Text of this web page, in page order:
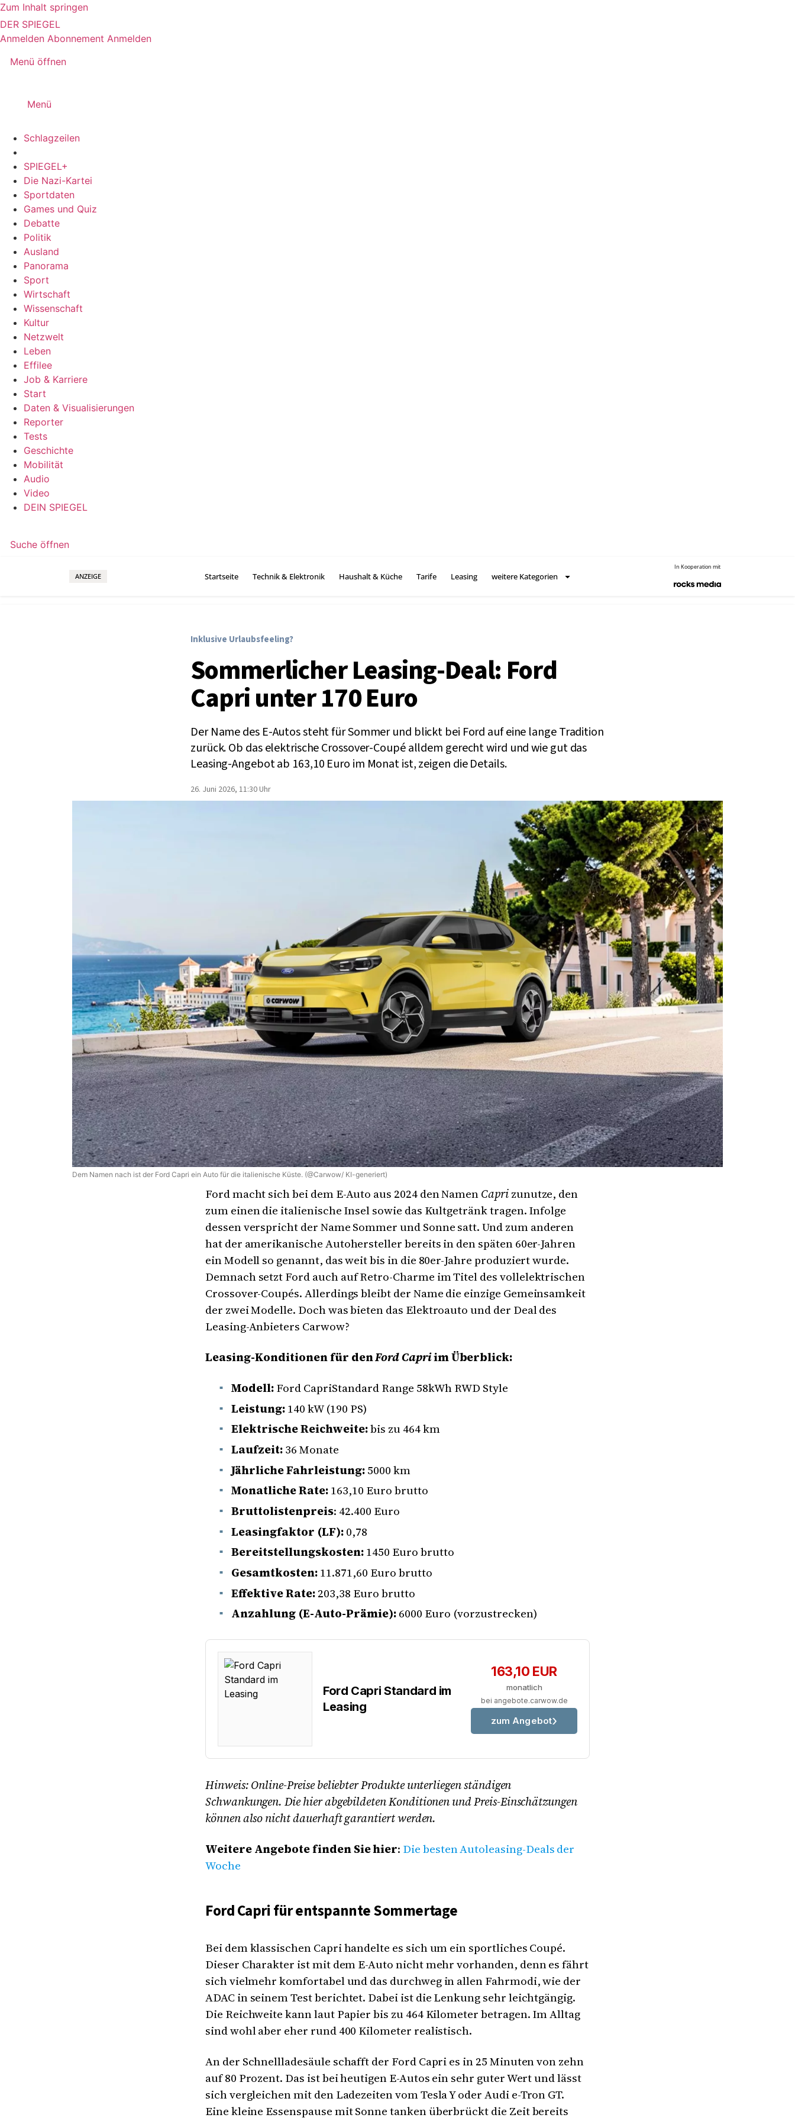
Zum Inhalt springen
DER SPIEGEL
Anmelden Abonnement Anmelden
Menü öffnen
Menü
Schlagzeilen
SPIEGEL+
Die Nazi-Kartei
Sportdaten
Games und Quiz
Debatte
Politik
Ausland
Panorama
Sport
Wirtschaft
Wissenschaft
Kultur
Netzwelt
Leben
Effilee
Job & Karriere
Start
Daten & Visualisierungen
Reporter
Tests
Geschichte
Mobilität
Audio
Video
DEIN SPIEGEL
Suche öffnen
Startseite Technik & Elektronik Haushalt & Küche Tarife Leasing weitere Kategorien
ANZEIGE
In Kooperation mit
Inklusive Urlaubsfeeling?
Sommerlicher Leasing-Deal: Ford
Capri unter 170 Euro
Der Name des E-Autos steht für Sommer und blickt bei Ford auf eine lange Tradition
zurück. Ob das elektrische Crossover-Coupé alldem gerecht wird und wie gut das
Leasing-Angebot ab 163,10 Euro im Monat ist, zeigen die Details.
26. Juni 2026, 11:30 Uhr
Dem Namen nach ist der Ford Capri ein Auto für die italienische Küste. (@Carwow/ KI-generiert)
Ford macht sich bei dem E-Auto aus 2024 den NamenCaprizunutze, den
zum einen die italienische Insel sowie das Kultgetränk tragen. Infolge
dessen verspricht der Name Sommer und Sonne satt. Und zum anderen
hat der amerikanische Autohersteller bereits in den späten 60er-Jahren
ein Modell so genannt, das weit bis in die 80er-Jahre produziert wurde.
Demnach setzt Ford auch auf Retro-Charme im Titel des vollelektrischen
Crossover-Coupés. Allerdings bleibt der Name die einzige Gemeinsamkeit
der zwei Modelle. Doch was bieten das Elektroauto und der Deal des
Leasing-Anbieters Carwow?
Leasing-Konditionen für denFord Capriim Überblick:
Modell:Ford CapriStandard Range 58kWh RWD Style
Leistung:140 kW (190 PS)
Elektrische Reichweite:bis zu 464 km
Laufzeit:36 Monate
Jährliche Fahrleistung:5000 km
Monatliche Rate:163,10 Euro brutto
Bruttolistenpreis: 42.400 Euro
Leasingfaktor (LF):0,78
Bereitstellungskosten:1450 Euro brutto
Gesamtkosten:11.871,60 Euro brutto
Effektive Rate:203,38 Euro brutto
Anzahlung (E-Auto-Prämie):6000 Euro (vorzustrecken)
Ford Capri Standard im
Leasing
163,10 EUR
monatlich
bei angebote.carwow.de
zum Angebot
Hinweis: Online-Preise beliebter Produkte unterliegen ständigen
Schwankungen. Die hier abgebildeten Konditionen und Preis-Einschätzungen
können also nicht dauerhaft garantiert werden.
Weitere Angebote finden Sie hier: Die besten Autoleasing-Deals der
Woche
Ford Capri für entspannte Sommertage
Bei dem klassischen Capri handelte es sich um ein sportliches Coupé.
Dieser Charakter ist mit dem E-Auto nicht mehr vorhanden, denn es fährt
sich vielmehr komfortabel und das durchweg in allen Fahrmodi, wie der
ADAC in seinem Test berichtet. Dabei ist die Lenkung sehr leichtgängig.
Die Reichweite kann laut Papier bis zu 464 Kilometer betragen. Im Alltag
sind wohl aber eher rund 400 Kilometer realistisch.
An der Schnellladesäule schafft der Ford Capri es in 25 Minuten von zehn
auf 80 Prozent. Das ist bei heutigen E-Autos ein sehr guter Wert und lässt
sich vergleichen mit den Ladezeiten vom Tesla Y oder Audi e-Tron GT.
Eine kleine Essenspause mit Sonne tanken überbrückt die Zeit bereits